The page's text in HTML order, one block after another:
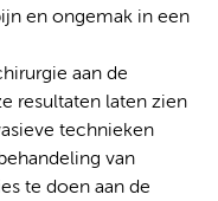
en ongemak in een
aan de
resultaten laten zien
technieken
van
te doen aan de